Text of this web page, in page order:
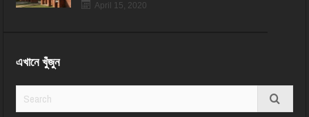
April 15, 2020
এখানে খুঁজুন